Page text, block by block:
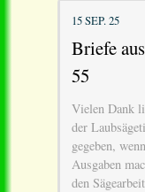
15 SEP. 25
Briefe
55
Vielen Dank
der
gegeben,
Ausgaben
den